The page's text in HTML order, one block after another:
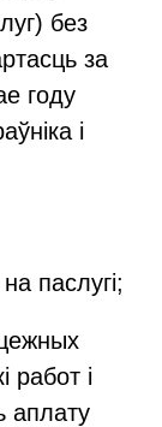
без
за
году
і
паслугі;
работ і
аплату